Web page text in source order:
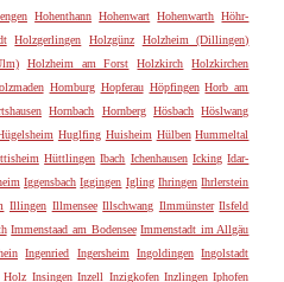
Hohenthann Hohenwart Hohenwarth Höhr-
Holzgerlingen Holzgünz
Holzheim (Dillingen)
Holzheim am Forst Holzkirch
Holzkirchen
Homburg Hopferau Höpfingen Horb am
Hornbach Hornberg Hösbach Höslwang
Huglfing Huisheim Hülben Hummeltal
Hüttlingen Ibach Ichenhausen Icking Idar-
Iggensbach Iggingen Igling Ihringen Ihrlerstein
Illingen Illmensee Illschwang Ilmmünster Ilsfeld
Immenstaad am Bodensee Immenstadt im Allgäu
Ingenried Ingersheim Ingoldingen Ingolstadt
Holz Insingen Inzell Inzigkofen Inzlingen Iphofen